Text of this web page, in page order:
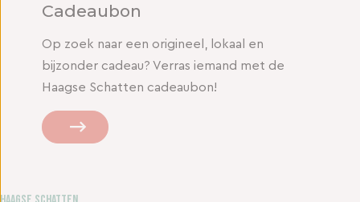
Cadeaubon
Op zoek naar een origineel, lokaal en
bijzonder cadeau? Verras iemand met de
Haagse Schatten cadeaubon!